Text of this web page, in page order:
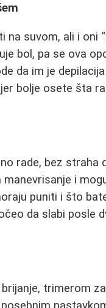
suvom, ali i oni
bol, pa se ova
da im je
bolje osete šta
rade, bez
i
puniti i što
da slabi posle
trimerom